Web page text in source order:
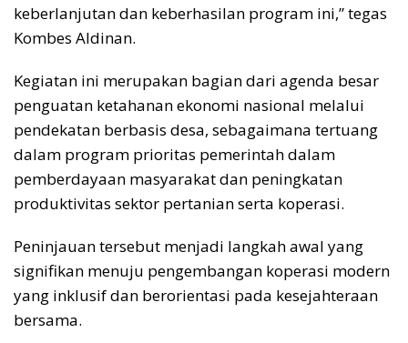
keberlanjutan dan keberhasilan program ini,” tegas
Kombes Aldinan.
Kegiatan ini merupakan bagian dari agenda besar
penguatan ketahanan ekonomi nasional melalui
pendekatan berbasis desa, sebagaimana tertuang
dalam program prioritas pemerintah dalam
pemberdayaan masyarakat dan peningkatan
produktivitas sektor pertanian serta koperasi.
Peninjauan tersebut menjadi langkah awal yang
signifikan menuju pengembangan koperasi modern
yang inklusif dan berorientasi pada kesejahteraan
bersama.